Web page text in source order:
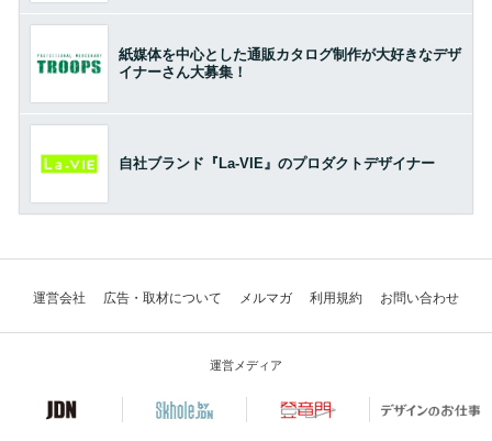
紙媒体を中心とした通販カタログ制作が大好きなデザ
イナーさん大募集！
自社ブランド『La-VIE』のプロダクトデザイナー
運営会社 広告・取材について メルマガ 利用規約 お問い合わせ
運営メディア